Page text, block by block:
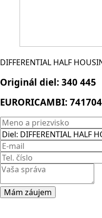
DIFFERENTIAL HALF
Originál diel: 340 445
EURORICAMBI:
Mám záujem